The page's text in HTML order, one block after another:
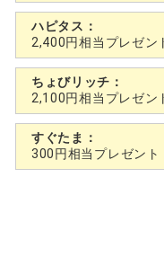
ハピタス：
2,400円相当プレゼン
ちょびリッチ：
2,100円相当プレゼン
すぐたま：
300円相当プレゼント